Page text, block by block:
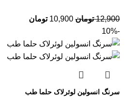
12,900 تومان 10,900 تومان
-10%
سرنگ انسولین لوئرلاک حلما طب